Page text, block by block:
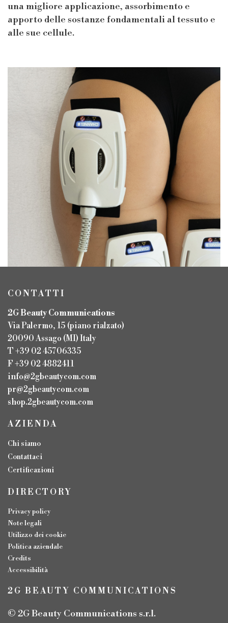
una migliore applicazione, assorbimento e
apporto delle sostanze fondamentali al tessuto e
alle sue cellule.
CONTATTI
2G Beauty Communications
Via Palermo, 15 (piano rialzato)
20090 Assago (MI) Italy
T +39 02 45706335
F +39 02 4882411
info@2gbeautycom.com
pr@2gbeautycom.com
shop.2gbeautycom.com
AZIENDA
Chi siamo
Contattaci
Certificazioni
DIRECTORY
Privacy policy
Note legali
Utilizzo dei cookie
Politica aziendale
Credits
Accessibilità
2G BEAUTY COMMUNICATIONS
© 2G Beauty Communications s.r.l.